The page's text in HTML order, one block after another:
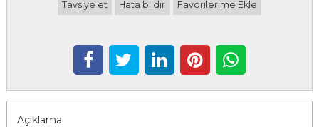
Tavsiye et Hata bildir Favorilerime Ekle
Açıklama